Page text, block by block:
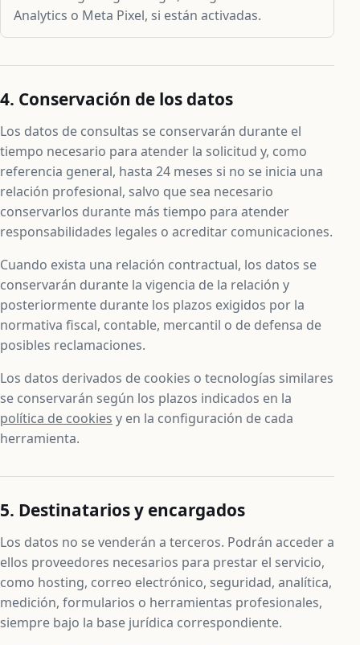
Analytics o Meta Pixel, si están activadas.
4. Conservación de los datos
Los datos de consultas se conservarán durante el
tiempo necesario para atender la solicitud y, como
referencia general, hasta 24 meses si no se inicia una
relación profesional, salvo que sea necesario
conservarlos durante más tiempo para atender
responsabilidades legales o acreditar comunicaciones.
Cuando exista una relación contractual, los datos se
conservarán durante la vigencia de la relación y
posteriormente durante los plazos exigidos por la
normativa fiscal, contable, mercantil o de defensa de
posibles reclamaciones.
Los datos derivados de cookies o tecnologías similares
se conservarán según los plazos indicados en la
política de cookies y en la configuración de cada
herramienta.
5. Destinatarios y encargados
Los datos no se venderán a terceros. Podrán acceder a
ellos proveedores necesarios para prestar el servicio,
como hosting, correo electrónico, seguridad, analítica,
medición, formularios o herramientas profesionales,
siempre bajo la base jurídica correspondiente.